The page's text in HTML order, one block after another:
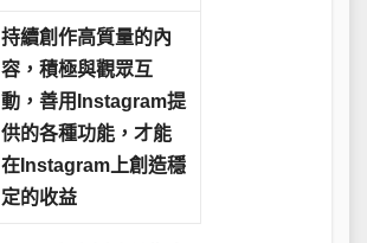
持續創作高質量的內
容，積極與觀眾互
動，善用Instagram提
供的各種功能，才能
在Instagram上創造穩
定的收益